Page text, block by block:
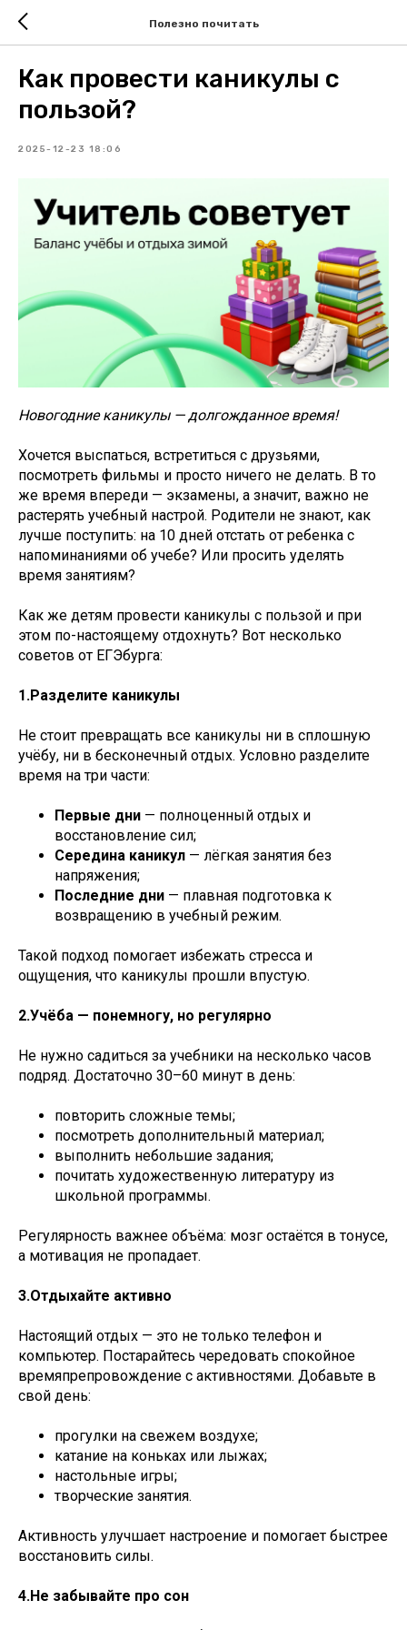
Полезно почитать
Как провести каникулы с
пользой?
2025-12-23 18:06
Новогодние каникулы — долгожданное время!
Хочется выспаться, встретиться с друзьями,
посмотреть фильмы и просто ничего не делать. В то
же время впереди — экзамены, а значит, важно не
растерять учебный настрой. Родители не знают, как
лучше поступить: на 10 дней отстать от ребенка с
напоминаниями об учебе? Или просить уделять
время занятиям?
Как же детям провести каникулы с пользой и при
этом по-настоящему отдохнуть? Вот несколько
советов от ЕГЭбурга:
1.Разделите каникулы
Не стоит превращать все каникулы ни в сплошную
учёбу, ни в бесконечный отдых. Условно разделите
время на три части:
Первые дни — полноценный отдых и
восстановление сил;
Середина каникул — лёгкая занятия без
напряжения;
Последние дни — плавная подготовка к
возвращению в учебный режим.
Такой подход помогает избежать стресса и
ощущения, что каникулы прошли впустую.
2.Учёба — понемногу, но регулярно
Не нужно садиться за учебники на несколько часов
подряд. Достаточно 30–60 минут в день:
повторить сложные темы;
посмотреть дополнительный материал;
выполнить небольшие задания;
почитать художественную литературу из
школьной программы.
Регулярность важнее объёма: мозг остаётся в тонусе,
а мотивация не пропадает.
3.Отдыхайте активно
Настоящий отдых — это не только телефон и
компьютер. Постарайтесь чередовать спокойное
времяпрепровождение с активностями. Добавьте в
свой день:
прогулки на свежем воздухе;
катание на коньках или лыжах;
настольные игры;
творческие занятия.
Активность улучшает настроение и помогает быстрее
восстановить силы.
4.Не забывайте про сон